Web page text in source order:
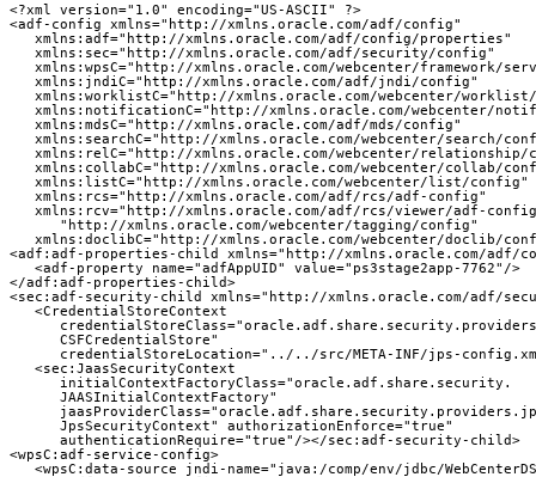
<?xml version="1.0" encoding="US-ASCII" ?>
<adf-config xmlns="http://xmlns.oracle.com/adf/config"
   xmlns:adf="http://xmlns.oracle.com/adf/config/properties"
   xmlns:sec="http://xmlns.oracle.com/adf/security/config"
xmlns:wpsC="http://xmlns.oracle.com/webcenter/framework/
   xmlns:jndiC="http://xmlns.oracle.com/adf/jndi/config"
xmlns:worklistC="http://xmlns.oracle.com/webcenter/
xmlns:notificationC="http://xmlns.oracle.com/webcenter/
   xmlns:mdsC="http://xmlns.oracle.com/adf/mds/config"
xmlns:searchC="http://xmlns.oracle.com/webcenter/search/
xmlns:relC="http://xmlns.oracle.com/webcenter/relationship/
xmlns:collabC="http://xmlns.oracle.com/webcenter/collab/
   xmlns:listC="http://xmlns.oracle.com/webcenter/list/config"
   xmlns:rcs="http://xmlns.oracle.com/adf/rcs/adf-config"
xmlns:rcv="http://xmlns.oracle.com/adf/rcs/viewer/adf-
      "http://xmlns.oracle.com/webcenter/tagging/config"
xmlns:doclibC="http://xmlns.oracle.com/webcenter/doclib/
<adf:adf-properties-child xmlns="http://xmlns.oracle.com/adf/
   <adf-property name="adfAppUID" value="ps3stage2app-7762"/>
</adf:adf-properties-child>
<sec:adf-security-child xmlns="http://xmlns.oracle.com/adf/
   <CredentialStoreContext
      CSFCredentialStore"
credentialStoreLocation="../../src/META-INF/jps-
   <sec:JaasSecurityContext
      initialContextFactoryClass="oracle.adf.share.security.
      JAASInitialContextFactory"
      JpsSecurityContext" authorizationEnforce="true"
      authenticationRequire="true"/></sec:adf-security-child>
<wpsC:adf-service-config>
<wpsC:data-source jndi-name="java:/comp/env/jdbc/